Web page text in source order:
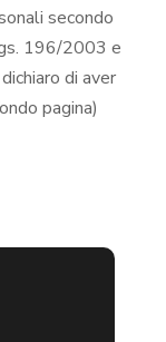
196/2003 e
di aver
pagina)